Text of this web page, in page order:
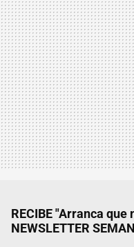
RECIBE "Arranca que
NEWSLETTER